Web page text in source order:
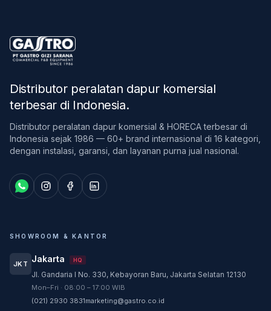
Distributor peralatan dapur komersial
terbesar di Indonesia.
Distributor peralatan dapur komersial & HORECA terbesar di
Indonesia sejak 1986 — 60+ brand internasional di 16 kategori,
dengan instalasi, garansi, dan layanan purna jual nasional.
SHOWROOM & KANTOR
JKT Jakarta HQ
Jl. Gandaria I No. 330, Kebayoran Baru, Jakarta Selatan 12130
Mon–Fri · 08:00 – 17:00 WIB
(021) 2930 3831marketing@gastro.co.id
Customer Service
sesuai kebutuhan Anda.